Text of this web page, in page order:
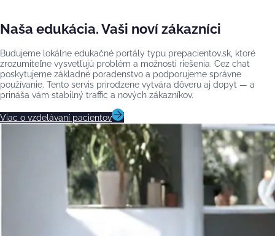
Naša edukácia. Vaši noví zákazníci
Budujeme lokálne edukačné portály typu prepacientov.sk, ktoré
zrozumiteľne vysvetľujú problém a možnosti riešenia. Cez chat
poskytujeme základné poradenstvo a podporujeme správne
používanie. Tento servis prirodzene vytvára dôveru aj dopyt — a
prináša vám stabilný traffic a nových zákazníkov.
Viac o vzdelávaní pacientov